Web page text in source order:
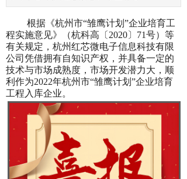
根据《杭州市“雏鹰计划”企业培育工
程实施意见》（杭科高〔2020〕71号）等
有关规定，杭州红芯微电子信息科技有限
公司 凭借拥有自知识产权，并具备一定的
技术与市场成熟度，市场开发潜力大，顺
利作为2022年杭州市“雏鹰计划”企业培育
工程 入库企业。